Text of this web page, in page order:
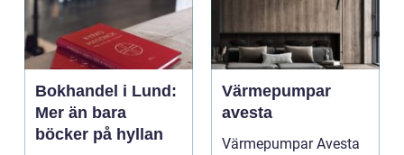
Bokhandel i Lund:
Mer än bara
böcker på hyllan
Värmepumpar
avesta
Värmepumpar Avesta